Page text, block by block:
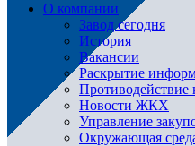
О компании
Завод сегодня
История
Вакансии
Раскрытие
Противодействие
Новости ЖКХ
Управление
Окружающая